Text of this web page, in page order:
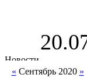
« Сентябрь 2020 »